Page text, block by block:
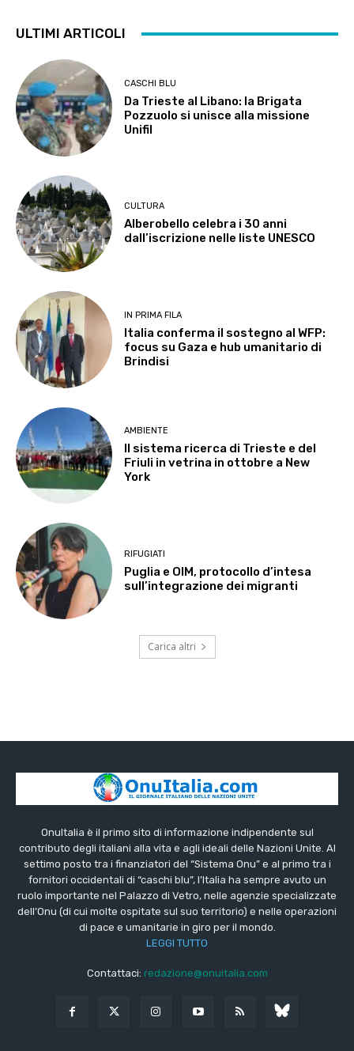
ULTIMI ARTICOLI
CASCHI BLU
Da Trieste al Libano: la Brigata
Pozzuolo si unisce alla missione
Unifil
CULTURA
Alberobello celebra i 30 anni
dall’iscrizione nelle liste UNESCO
IN PRIMA FILA
Italia conferma il sostegno al WFP:
focus su Gaza e hub umanitario di
Brindisi
AMBIENTE
Il sistema ricerca di Trieste e del
Friuli in vetrina in ottobre a New
York
RIFUGIATI
Puglia e OIM, protocollo d’intesa
sull’integrazione dei migranti
Carica altri
OnuItalia è il primo sito di informazione indipendente sul
contributo degli italiani alla vita e agli ideali delle Nazioni Unite. Al
settimo posto tra i finanziatori del “Sistema Onu” e al primo tra i
fornitori occidentali di “caschi blu”, l’Italia ha sempre avuto un
ruolo importante nel Palazzo di Vetro, nelle agenzie specializzate
dell’Onu (di cui molte ospitate sul suo territorio) e nelle operazioni
di pace e umanitarie in giro per il mondo.
LEGGI TUTTO
Contattaci: redazione@onuitalia.com